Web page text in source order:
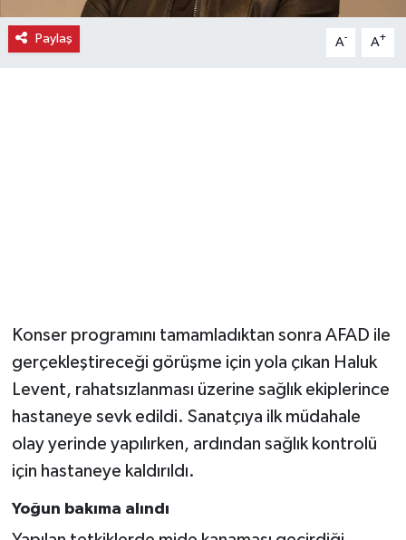
Paylaş A- A+
Konser programını tamamladıktan sonra AFAD ile
gerçekleştireceği görüşme için yola çıkan Haluk
Levent, rahatsızlanması üzerine sağlık ekiplerince
hastaneye sevk edildi. Sanatçıya ilk müdahale
olay yerinde yapılırken, ardından sağlık kontrolü
için hastaneye kaldırıldı.
Yoğun bakıma alındı
İlçe Haberleri
Siyaset
Sokak Hayvanlarını Sahiplendirme
Sonsöz Özel
Spor